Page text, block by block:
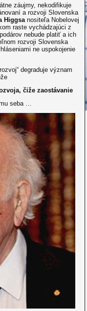
záujmy, nekodifikuje
a rozvoji Slovenska
Higgsa nositeľa Nobelovej
raste vychádzajúci z
nebude platiť a ich
rozvoji Slovenska
ne uspokojenie
degraduje význam
čiže zaostávanie
seba …